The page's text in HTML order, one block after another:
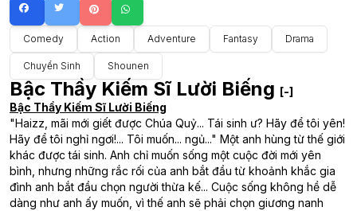
Comedy Action Adventure Fantasy Drama
Chuyển Sinh Shounen
Bậc Thầy Kiếm Sĩ Lười Biếng [-]
Bậc Thầy Kiếm Sĩ Lười Biếng
"Haizz, mãi mới giết được Chúa Quỷ... Tái sinh ư? Hãy để tôi yên!
Hãy để tôi nghỉ ngơi!... Tôi muốn... ngủ..." Một anh hùng từ thế giới
khác được tái sinh. Anh chỉ muốn sống một cuộc đời mới yên
bình, nhưng những rắc rối của anh bắt đầu từ khoảnh khắc gia
đình anh bắt đầu chọn người thừa kế... Cuộc sống không hề dễ
dàng như anh ấy muốn, vì thế anh sẽ phải chọn giương nanh